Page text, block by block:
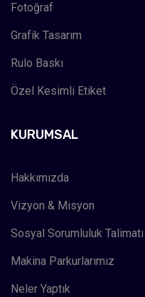
Fotoğraf
Grafik Tasarım
Rulo Baskı
Özel Kesimli Etiket
KURUMSAL
Hakkımızda
Vizyon & Misyon
Sosyal Sorumluluk Talimatı
Makina Parkurlarımız
Neler Yaptık